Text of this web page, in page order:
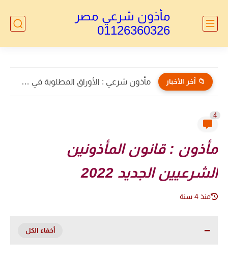
مأذون شرعي مصر
01126360326
📁 آخر الأخبار مأذون شرعي : الأوراق المطلوبة في طلاق الأجانب 2026...
4
مأذون : قانون المأذونين
الشرعيين الجديد 2022
منذ 4 سنة